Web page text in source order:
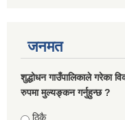
जनमत
शुद्धोधन गाउँपालिकाले गरेका
रुपमा मुल्यङ्कन गर्नुहुन्छ ?
Choices
ठिकै